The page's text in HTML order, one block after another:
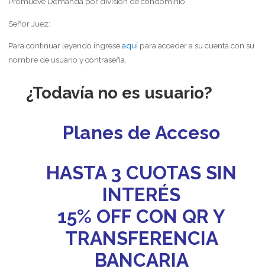
Señor Juez:
Para continuar leyendo ingreseaquípara acceder a su cuenta con su
nombre de usuario y contraseña.
¿Todavía no es usuario?
Planes de Acceso
HASTA 3 CUOTAS SIN
INTERÉS
15% OFF CON QR Y
TRANSFERENCIA
BANCARIA